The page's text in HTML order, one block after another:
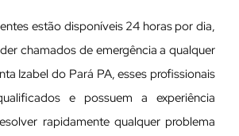
estão disponíveis 24 horas por dia,
chamados de emergência a qualquer
Izabel do Pará PA, esses profissionais
e possuem a experiência
rapidamente qualquer problema